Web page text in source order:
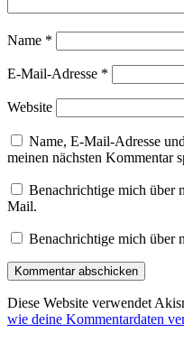
Name *
E-Mail-Adresse *
Website
Name, E-Mail-Adresse
meinen nächsten Kommentar
Benachrichtige mich über
Mail.
Benachrichtige mich über
Diese Website verwendet
wie deine Kommentardaten